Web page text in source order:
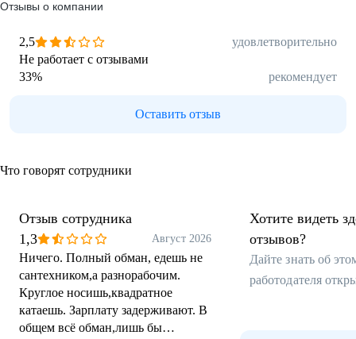
Отзывы о компании
2,5
удовлетворительно
Не работает с отзывами
33% рекомендует
Оставить отзыв
Что говорят сотрудники
Отзыв сотрудника
1,3
Август 2026
Ничего. Полный обман, едешь не
сантехником,а разнорабочим.
Круглое носишь,квадратное
катаешь. Зарплату задерживают. В
общем всё обман,лишь бы
Хотите видеть
отзывов?
Дайте знать об
работодателя